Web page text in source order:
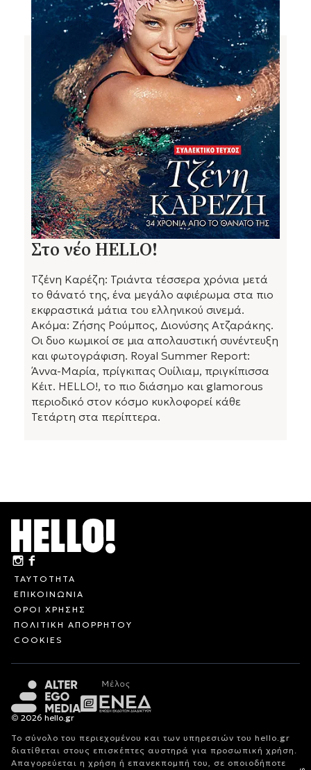
Στο νέο HELLO!
Τζένη Καρέζη: Τριάντα τέσσερα χρόνια μετά
το θάνατό της, ένα μεγάλο αφιέρωμα στα πιο
εκφραστικά μάτια του ελληνικού σινεμά.
Ακόμα: Ζήσης Ρούμπος, Διονύσης Ατζαράκης.
Οι δυο κωμικοί σε μια απολαυστική συνέντευξη
και φωτογράφιση. Royal Summer Report:
Άννα-Μαρία, πρίγκιπας Ουίλιαμ, πριγκίπισσα
Κέιτ. HELLO!, το πιο διάσημο και glamorous
περιοδικό στον κόσμο κυκλοφορεί κάθε
Τετάρτη στα περίπτερα.
ΤΑΥΤΟΤΗΤΑ
ΕΠΙΚΟΙΝΩΝΙΑ
ΟΡΟΙ ΧΡΗΣΗΣ
ΠΟΛΙΤΙΚΗ ΑΠΟΡΡΗΤΟΥ
COOKIES
© 2026 hello.gr
Το σύνολο του περιεχομένου και των υπηρεσιών του hello.gr
διατίθεται στους επισκέπτες αυστηρά για προσωπική χρήση.
Απαγορεύεται η χρήση ή επανεκπομπή του, σε οποιοδήποτε